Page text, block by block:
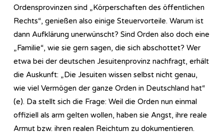
Ordensprovinzen sind „Körperschaften des öffentlichen
Rechts“, genießen also einige Steuervorteile. Warum ist
dann Aufklärung unerwünscht? Sind Orden also doch eine
„Familie“, wie sie gern sagen, die sich abschottet? Wer
etwa bei der deutschen Jesuitenprovinz nachfragt, erhält
die Auskunft: „Die Jesuiten wissen selbst nicht genau,
wie viel Vermögen der ganze Orden in Deutschland hat“
(e). Da stellt sich die Frage: Weil die Orden nun einmal
offiziell als arm gelten wollen, haben sie Angst, ihre reale
Armut bzw. ihren realen Reichtum zu dokumentieren.